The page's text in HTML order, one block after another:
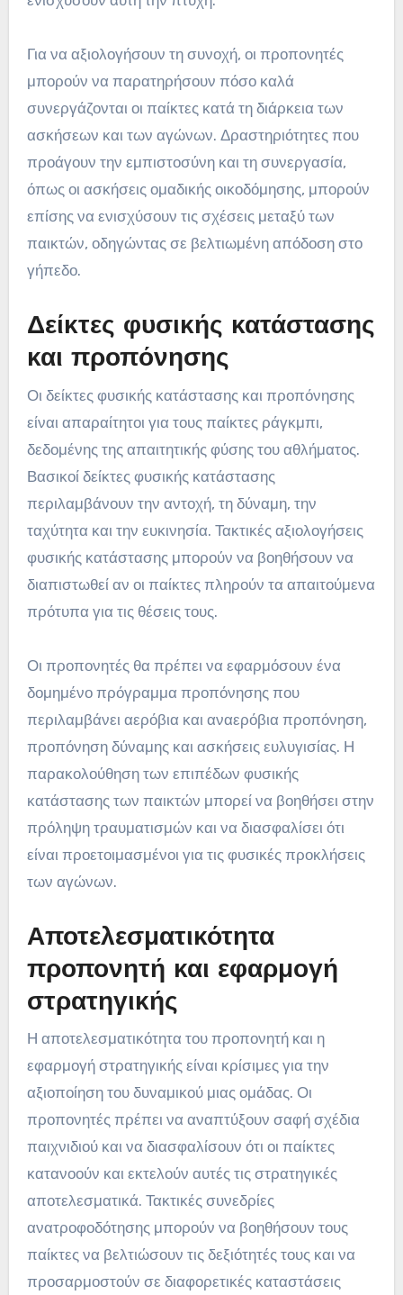
Για να αξιολογήσουν τη συνοχή, οι προπονητές
μπορούν να παρατηρήσουν πόσο καλά
συνεργάζονται οι παίκτες κατά τη διάρκεια των
ασκήσεων και των αγώνων. Δραστηριότητες που
προάγουν την εμπιστοσύνη και τη συνεργασία,
όπως οι ασκήσεις ομαδικής οικοδόμησης, μπορούν
επίσης να ενισχύσουν τις σχέσεις μεταξύ των
παικτών, οδηγώντας σε βελτιωμένη απόδοση στο
γήπεδο.
Δείκτες φυσικής κατάστασης
και προπόνησης
Οι δείκτες φυσικής κατάστασης και προπόνησης
είναι απαραίτητοι για τους παίκτες ράγκμπι,
δεδομένης της απαιτητικής φύσης του αθλήματος.
Βασικοί δείκτες φυσικής κατάστασης
περιλαμβάνουν την αντοχή, τη δύναμη, την
ταχύτητα και την ευκινησία. Τακτικές αξιολογήσεις
φυσικής κατάστασης μπορούν να βοηθήσουν να
διαπιστωθεί αν οι παίκτες πληρούν τα απαιτούμενα
πρότυπα για τις θέσεις τους.
Οι προπονητές θα πρέπει να εφαρμόσουν ένα
δομημένο πρόγραμμα προπόνησης που
περιλαμβάνει αερόβια και αναερόβια προπόνηση,
προπόνηση δύναμης και ασκήσεις ευλυγισίας. Η
παρακολούθηση των επιπέδων φυσικής
κατάστασης των παικτών μπορεί να βοηθήσει στην
πρόληψη τραυματισμών και να διασφαλίσει ότι
είναι προετοιμασμένοι για τις φυσικές προκλήσεις
των αγώνων.
Αποτελεσματικότητα
προπονητή και εφαρμογή
στρατηγικής
Η αποτελεσματικότητα του προπονητή και η
εφαρμογή στρατηγικής είναι κρίσιμες για την
αξιοποίηση του δυναμικού μιας ομάδας. Οι
προπονητές πρέπει να αναπτύξουν σαφή σχέδια
παιχνιδιού και να διασφαλίσουν ότι οι παίκτες
κατανοούν και εκτελούν αυτές τις στρατηγικές
αποτελεσματικά. Τακτικές συνεδρίες
ανατροφοδότησης μπορούν να βοηθήσουν τους
παίκτες να βελτιώσουν τις δεξιότητές τους και να
προσαρμοστούν σε διαφορετικές καταστάσεις